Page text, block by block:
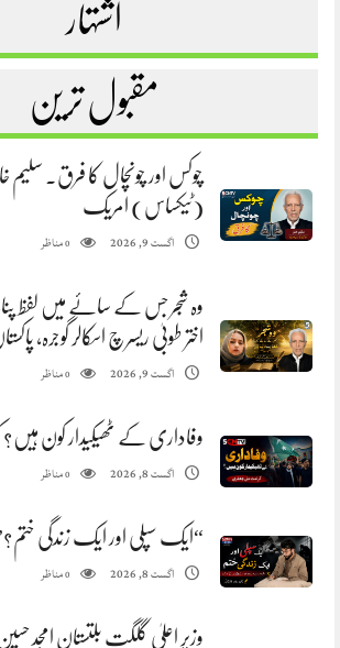
اشتہار
مقبول ترین
چوکس اور چونچال کا فرق. سلیم
(ٹیکساس) امریک
اگست 9, 2026 0مناظر
وہ شجر جس کے سائے میں لفظ
اختر طوبیٰ ریسرچ اسکالر گوجرہ،
اگست 9, 2026 0مناظر
وفاداری کے ٹھیکیدار کون
اگست 8, 2026 0مناظر
“ایک سپلی اور ایک زندگی ختم؟”
اگست 8, 2026 0مناظر
وزیر اعلیٰ گلگت بلتستان امجد